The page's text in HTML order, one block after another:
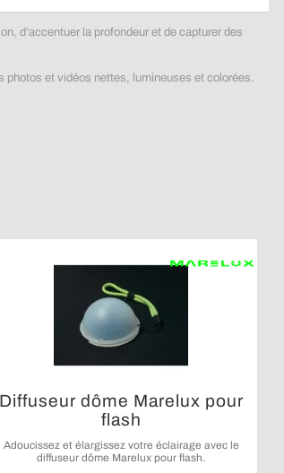
d’accentuer la profondeur et de capturer des
photos et vidéos nettes, lumineuses et colorées.
Diffuseur dôme Marelux pour
flash
Adoucissez et élargissez votre éclairage avec le
diffuseur dôme Marelux pour flash.